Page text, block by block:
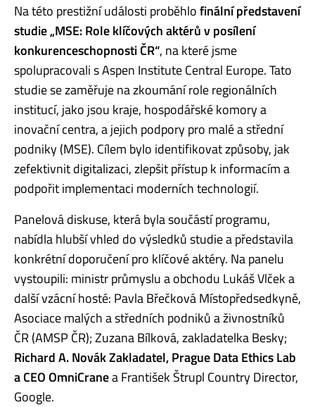
Na této prestižní události proběhlofinální představení
studie „MSE: Role klíčových aktérů v posílení
konkurenceschopnosti ČR“, na které jsme
spolupracovali s Aspen Institute Central Europe. Tato
studie se zaměřuje na zkoumání role regionálních
institucí, jako jsou kraje, hospodářské komory a
inovační centra, a jejich podpory pro malé a střední
podniky (MSE). Cílem bylo identifikovat způsoby, jak
zefektivnit digitalizaci, zlepšit přístup k informacím a
podpořit implementaci moderních technologií.
Panelová diskuse, která byla součástí programu,
nabídla hlubší vhled do výsledků studie a představila
konkrétní doporučení pro klíčové aktéry. Na panelu
vystoupili: ministr průmyslu a obchodu Lukáš Vlček a
další vzácní hosté: Pavla Břečková Místopředsedkyně,
Asociace malých a středních podniků a živnostníků
ČR (AMSP ČR); Zuzana Bílková, zakladatelka Besky;
Richard A. Novák Zakladatel, Prague Data Ethics Lab
a CEO OmniCranea František Štrupl Country Director,
Google.